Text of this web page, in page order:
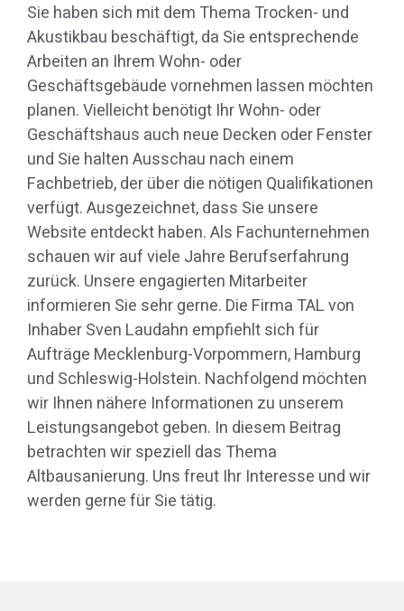
Sie haben sich mit dem Thema Trocken- und
Akustikbau beschäftigt, da Sie entsprechende
Arbeiten an Ihrem Wohn- oder
Geschäftsgebäude vornehmen lassen möchten
planen. Vielleicht benötigt Ihr Wohn- oder
Geschäftshaus auch neue Decken oder Fenster
und Sie halten Ausschau nach einem
Fachbetrieb, der über die nötigen Qualifikationen
verfügt. Ausgezeichnet, dass Sie unsere
Website entdeckt haben. Als Fachunternehmen
schauen wir auf viele Jahre Berufserfahrung
zurück. Unsere engagierten Mitarbeiter
informieren Sie sehr gerne. Die Firma TAL von
Inhaber Sven Laudahn empfiehlt sich für
Aufträge Mecklenburg-Vorpommern, Hamburg
und Schleswig-Holstein. Nachfolgend möchten
wir Ihnen nähere Informationen zu unserem
Leistungsangebot geben. In diesem Beitrag
betrachten wir speziell das Thema
Altbausanierung. Uns freut Ihr Interesse und wir
werden gerne für Sie tätig.